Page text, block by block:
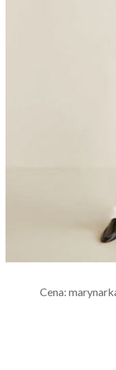
Cena: